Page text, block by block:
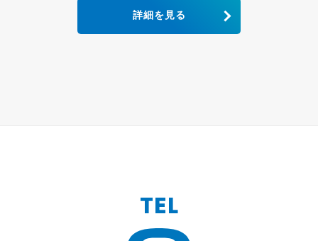
詳細を見る
TEL